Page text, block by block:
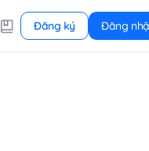
Đăng ký Đăng